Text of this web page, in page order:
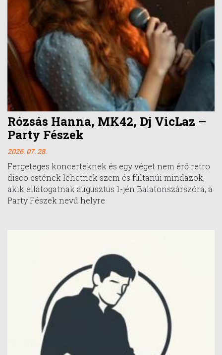
Rózsás Hanna, MK42, Dj VicLaz –
Party Fészek
2026. 07. 28.
Fergeteges koncerteknek és egy véget nem érő retro
disco estének lehetnek szem és fültanúi mindazok,
akik ellátogatnak augusztus 1-jén Balatonszárszóra, a
Party Fészek nevű helyre